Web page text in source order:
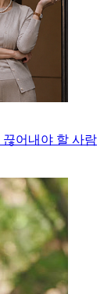
어내야 할 사람